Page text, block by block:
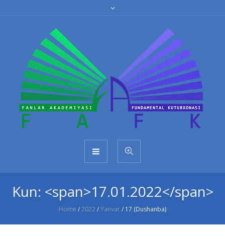
Kun: <span>17.01.2022</span>
Home /2022/Yanvar/ 17 (Dushanba)